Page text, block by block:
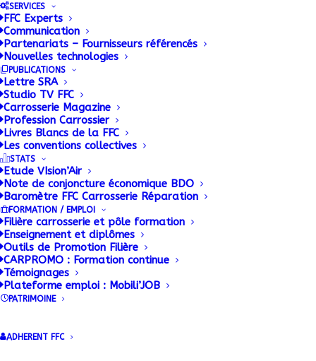
SERVICES
FFC Experts
Communication
Partenariats – Fournisseurs référencés
Nouvelles technologies
PUBLICATIONS
Lettre SRA
Studio TV FFC
Carrosserie Magazine
Profession Carrossier
Livres Blancs de la FFC
Les conventions collectives
STATS
Etude VIsion’Air
Note de conjoncture économique BDO
Baromètre FFC Carrosserie Réparation
FORMATION / EMPLOI
Filière carrosserie et pôle formation
Enseignement et diplômes
Outils de Promotion Filière
CARPROMO : Formation continue
Témoignages
Plateforme emploi : Mobili’JOB
PATRIMOINE
ADHERENT FFC
Maker plugin, Uncode allows you to craft
any type of content overlay using the Page
Builder for your websites.